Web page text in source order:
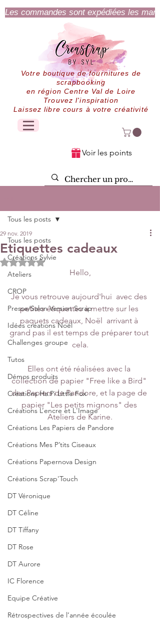
Les commandes sont expédiées les
Votre boutique de fournitures de
scrapbooking
en région Centre Val de Loire
Trouvez l'inspiration
Laissez libre cours à votre créativité
Voir les points
Tous les posts
Créations Sylvie
Ateliers
CROP
Presse/Salon Version Scrap
Idées créations Noël
Challenges groupe
Tutos
Démos produits
Créations Ha.Pi Little Fox
Créations L’encre et L'Image
Créations Les Papiers de Pandore
Créations Mes P’tits Ciseaux
Créations Papernova Design
Créations Scrap'Touch
DT Véronique
DT Céline
DT Tiffany
DT Rose
DT Aurore
IC Florence
Equipe Créative
Rétrospectives de l’année écoulée
Tous les posts
Etiquettes cadeaux
29 nov. 2019
Noté NaN étoiles sur 5.
Hello,
Je vous retrouve aujourd'hui  avec des
petites étiquettes à mettre sur les
paquets cadeaux, Noël  arrivant à
grand pas il est temps de préparer tout
cela.
Elles ont été réalisées avec la
collection de papier "Free like a Bird"
des Papiers de Pandore, et la page de
papier "Les petits mignons" des
Ateliers de Karine.